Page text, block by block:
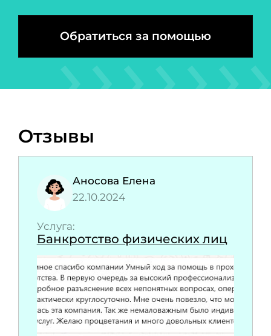
Обратиться за помощью
Отзывы
Аносова Елена
22.10.2024
Услуга:
Банкротство физических лиц